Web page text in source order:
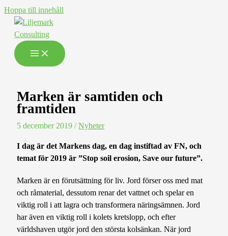
Hoppa till innehåll
Marken är samtiden och
framtiden
5 december 2019/Nyheter
I dag är det Markens dag, en dag instiftad av FN, och
temat för 2019 är ”Stop soil erosion, Save our future”.
Marken är en förutsättning för liv. Jord förser oss med mat
och råmaterial, dessutom renar det vattnet och spelar en
viktig roll i att lagra och transformera näringsämnen. Jord
har även en viktig roll i kolets kretslopp, och efter
världshaven utgör jord den största kolsänkan. När jord